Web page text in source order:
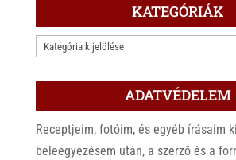
KATEGÓRIÁK
KATEGÓRIÁK
ADATVÉDELEM
Receptjeim, fotóim, és egyéb írásaim
beleegyezésem után, a szerző és a